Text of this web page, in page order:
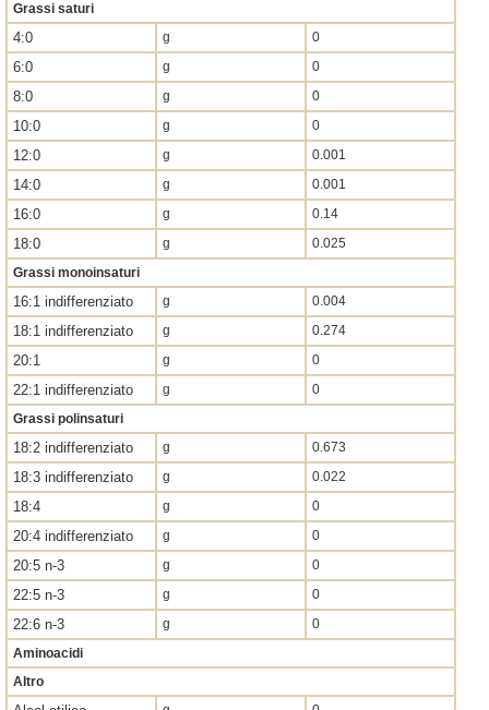
Grassi saturi
4:0 g 0
6:0 g 0
8:0 g 0
10:0 g 0
12:0 g 0.001
14:0 g 0.001
16:0 g 0.14
18:0 g
0.025
Grassi monoinsaturi
16:1 indifferenziato g 0.004
18:1 indifferenziato g 0.274
20:1 g 0
22:1 indifferenziato g
0
Grassi polinsaturi
18:2 indifferenziato g 0.673
18:3 indifferenziato g 0.022
18:4 g 0
20:4 indifferenziato g 0
20:5 n-3 g 0
22:5 n-3 g 0
22:6 n-3 g
0
Aminoacidi
Altro